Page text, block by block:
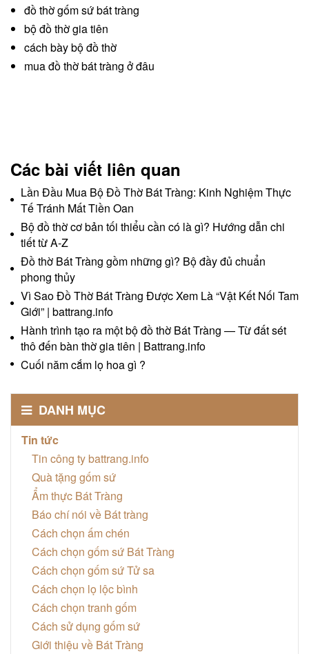
đồ thờ gốm sứ bát tràng
bộ đồ thờ gia tiên
cách bày bộ đồ thờ
mua đồ thờ bát tràng ở đâu
Các bài viết liên quan
Lần Đầu Mua Bộ Đồ Thờ Bát Tràng: Kinh Nghiệm Thực
Tế Tránh Mất Tiền Oan
Bộ đồ thờ cơ bản tối thiểu cần có là gì? Hướng dẫn chi
tiết từ A-Z
Đồ thờ Bát Tràng gồm những gì? Bộ đầy đủ chuẩn
phong thủy
Vì Sao Đồ Thờ Bát Tràng Được Xem Là “Vật Kết Nối Tam
Giới” | battrang.info
Hành trình tạo ra một bộ đồ thờ Bát Tràng — Từ đất sét
thô đến bàn thờ gia tiên | Battrang.info
Cuối năm cắm lọ hoa gì ?
DANH MỤC
Tin tức
Tin công ty battrang.info
Quà tặng gốm sứ
Ẩm thực Bát Tràng
Báo chí nói về Bát tràng
Cách chọn ấm chén
Cách chọn gốm sứ Bát Tràng
Cách chọn gốm sứ Tử sa
Cách chọn lọ lộc bình
Cách chọn tranh gốm
Cách sử dụng gốm sứ
Giới thiệu về Bát Tràng